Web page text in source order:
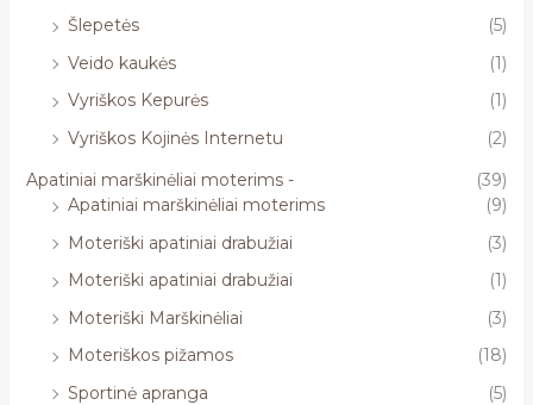
Šlepetės
(5)
Veido kaukės
(1)
Vyriškos Kepurės
(1)
Vyriškos Kojinės Internetu
(2)
Apatiniai marškinėliai moterims -
(39)
Apatiniai marškinėliai moterims
(9)
Moteriški apatiniai drabužiai
(3)
Moteriški apatiniai drabužiai
(1)
Moteriški Marškinėliai
(3)
Moteriškos pižamos
(18)
Sportinė apranga
(5)